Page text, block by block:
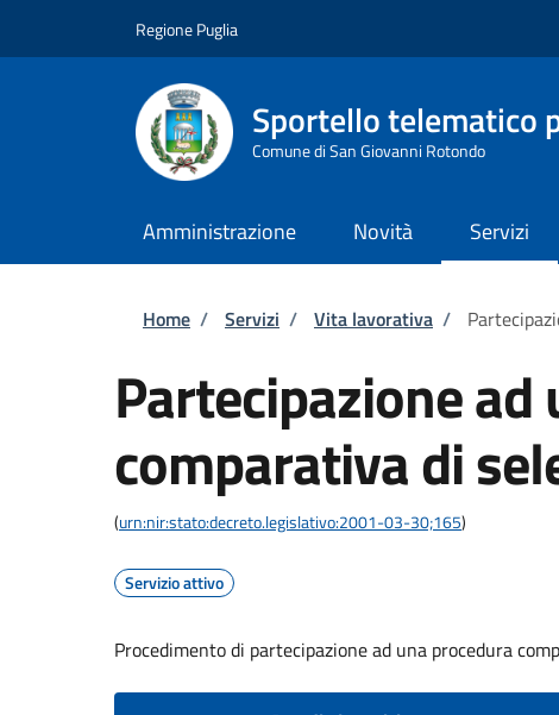
Regione Puglia
Sportello telematico
Comune di San Giovanni Rotondo
Amministrazione Novità Servizi
Briciole di pane
Home / Servizi / Vita lavorativa /
Partecipazione
comparativa di
(urn:nir:stato:decreto.legislativo:2001-03-30;165)
Servizio attivo
Procedimento di partecipazione ad una procedura